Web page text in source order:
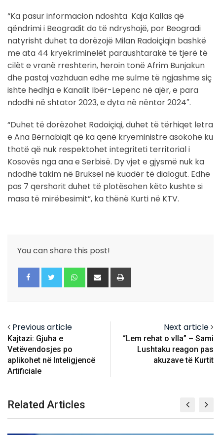
“Ka pasur informacion ndoshta Kaja Kallas që
qëndrimi i Beogradit do të ndryshojë, por Beogradi
natyrisht duhet ta dorëzojë Milan Radoiçiqin bashkë
me ata 44 kryekriminelët paraushtarakë të tjerë të
cilët e vranë rreshterin, heroin tonë Afrim Bunjakun
dhe pastaj vazhduan edhe me sulme të ngjashme siç
ishte hedhja e Kanalit Ibër-Lepenc në ajër, e para
ndodhi në shtator 2023, e dyta në nëntor 2024″.
“Duhet të dorëzohet Radoiçiqi, duhet të tërhiqet letra
e Ana Bërnabiqit që ka qenë kryeministre asokohe ku
thotë që nuk respektohet integriteti territorial i
Kosovës nga ana e Serbisë. Dy vjet e gjysmë nuk ka
ndodhë takim në Bruksel në kuadër të dialogut. Edhe
pas 7 qershorit duhet të plotësohen këto kushte si
masa të mirëbesimit”, ka thënë Kurti në KTV.
You can share this post!
Whatsapp
Share
via
Previous article
Kajtazi: Gjuha e
Vetëvendosjes po
aplikohet në Inteligjencë
Artificiale
Next article
“Lem rehat o vlla” – Sami
Lushtaku reagon pas
akuzave të Kurtit
Related Articles